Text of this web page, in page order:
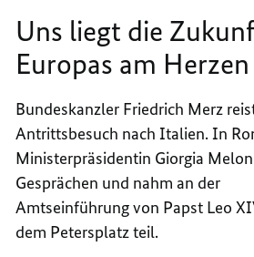
Uns liegt die
Europas am Herzen
Bundeskanzler Friedrich Merz
Antrittsbesuch nach Italien. In
Ministerpräsidentin Giorgia
Gesprächen und nahm an der
Amtseinführung von Papst Leo
dem Petersplatz teil.